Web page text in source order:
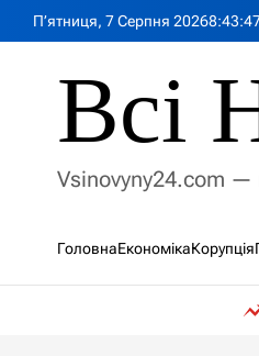
П’ятниця, 7 Серпня 20268:43:
Всі
Vsinovyny24.com —
ГоловнаЕкономікаКорупція